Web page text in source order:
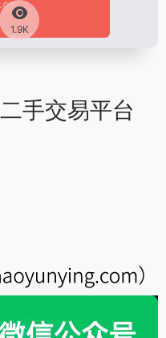
1.9K
手交易平台